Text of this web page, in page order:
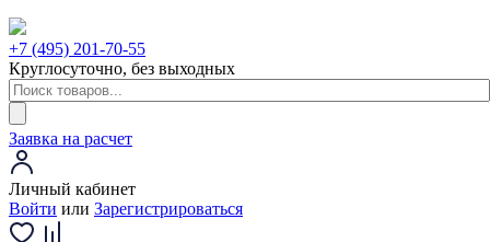
+7 (495) 201-70-55
Круглосуточно, без выходных
Заявка на расчет
Личный кабинет
Войти или Зарегистрироваться